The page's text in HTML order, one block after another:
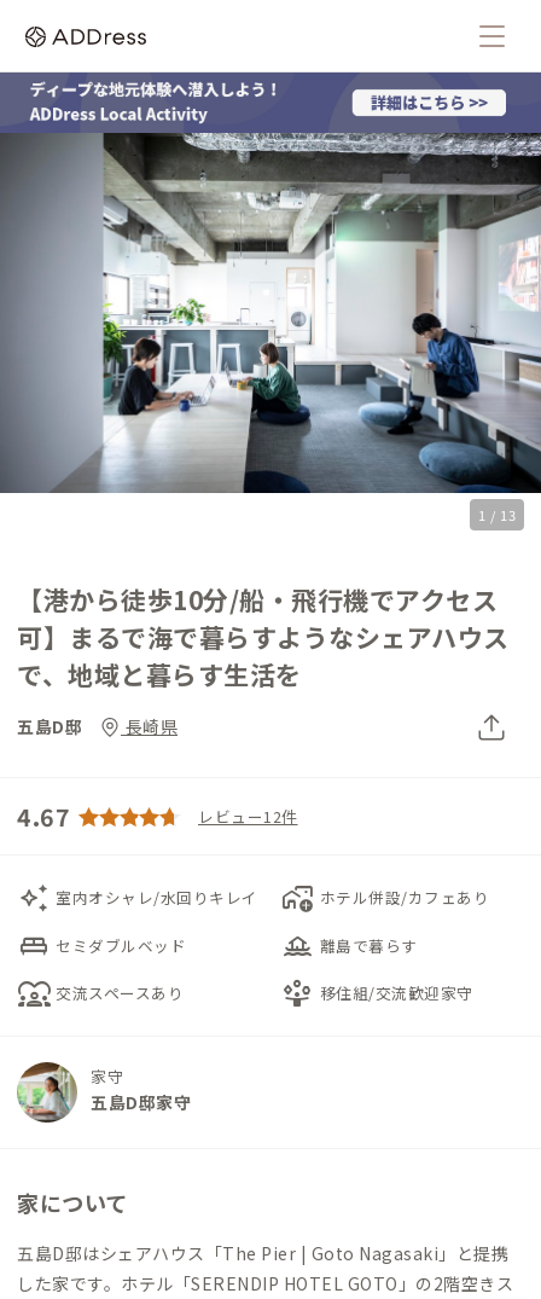
1 / 13
【港から徒歩10分/船・飛行機でアクセス
可】まるで海で暮らすようなシェアハウス
で、地域と暮らす生活を
五島D邸 長崎県
4.67 レビュー12件
auto_awesome 室内オシャレ/水回りキレイ add_home_work ホテル併設/カフェあり
king_bed セミダブルベッド houseboat 離島で暮らす
diversity_1 交流スペースあり person_play 移住組/交流歓迎家守
家守
五島D邸家守
家について
五島D邸はシェアハウス「The Pier | Goto Nagasaki」と提携
した家です。ホテル「SERENDIP HOTEL GOTO」の2階空きス